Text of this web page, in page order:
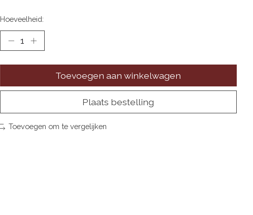
Hoeveelheid:
Toevoegen aan winkelwagen
Plaats bestelling
Toevoegen om te vergelijken